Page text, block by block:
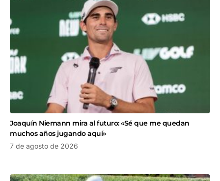
Joaquín Niemann mira al futuro: «Sé que me quedan
muchos años jugando aquí»
7 de agosto de 2026